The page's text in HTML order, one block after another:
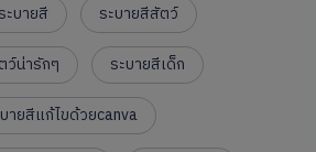
บายสี
ระบายสีสัตว์
ว์น่ารักๆ
ระบายสีเด็ก
ายสีแก้ไขด้วยcanva